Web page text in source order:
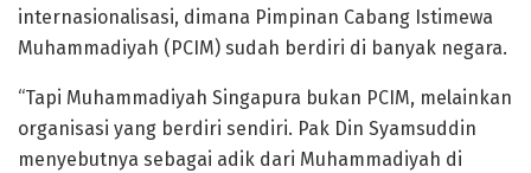
internasionalisasi, dimana Pimpinan Cabang Istimewa
Muhammadiyah (PCIM) sudah berdiri di banyak negara.
“Tapi Muhammadiyah Singapura bukan PCIM, melainkan
organisasi yang berdiri sendiri. Pak Din Syamsuddin
menyebutnya sebagai adik dari Muhammadiyah di